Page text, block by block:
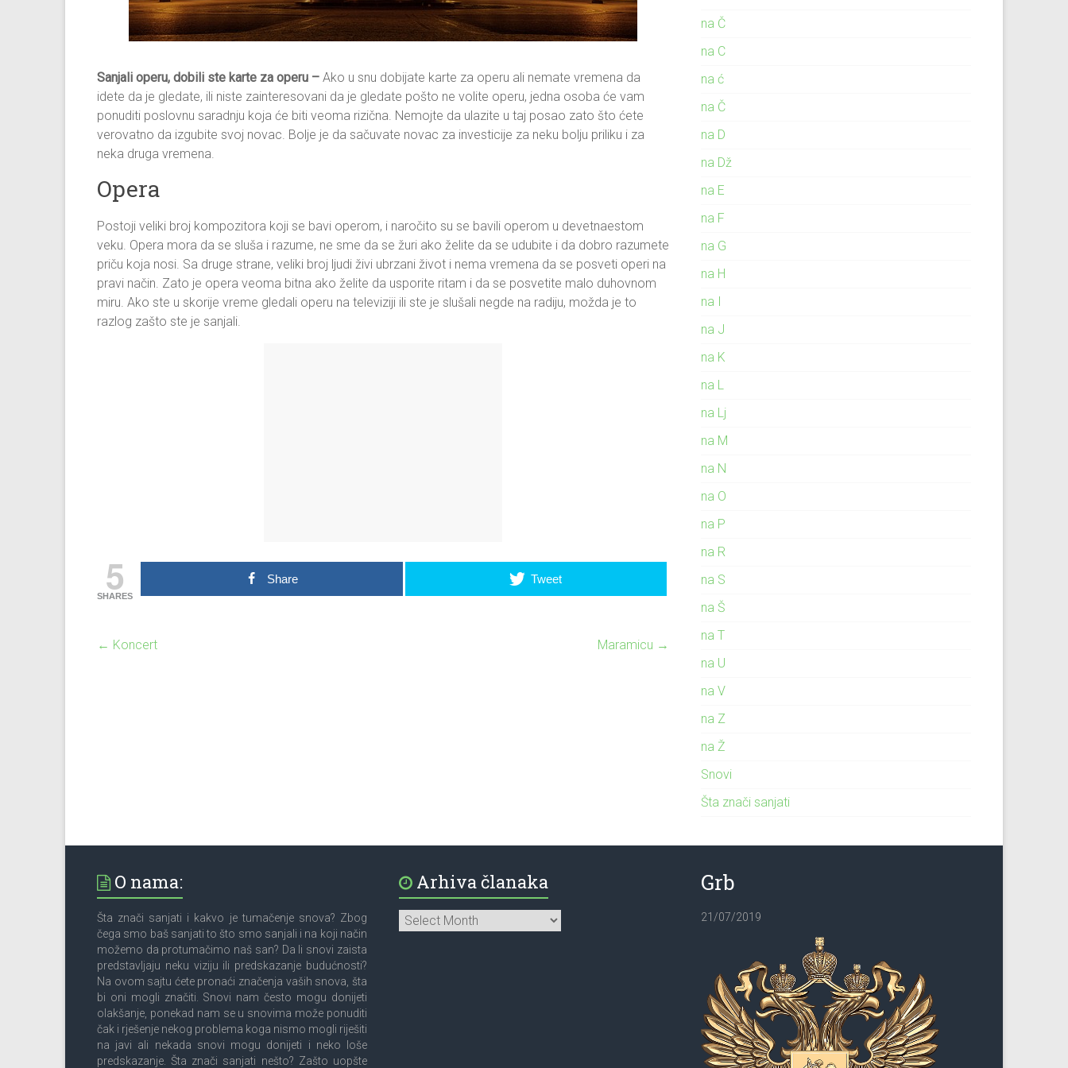
Sanjali operu, dobili ste karte za operu – Ako u snu dobijate karte za operu ali nemate vremena da
idete da je gledate, ili niste zainteresovani da je gledate pošto ne volite operu, jedna osoba će vam
ponuditi poslovnu saradnju koja će biti veoma rizična. Nemojte da ulazite u taj posao zato što ćete
verovatno da izgubite svoj novac. Bolje je da sačuvate novac za investicije za neku bolju priliku i za
neka druga vremena.
Opera
Postoji veliki broj kompozitora koji se bavi operom, i naročito su se bavili operom u devetnaestom
veku. Opera mora da se sluša i razume, ne sme da se žuri ako želite da se udubite i da dobro razumete
priču koja nosi. Sa druge strane, veliki broj ljudi živi ubrzani život i nema vremena da se posveti operi na
pravi način. Zato je opera veoma bitna ako želite da usporite ritam i da se posvetite malo duhovnom
miru. Ako ste u skorije vreme gledali operu na televiziji ili ste je slušali negde na radiju, možda je to
razlog zašto ste je sanjali.
5
SHARES
Share Tweet
← Koncert Maramicu →
na Č
na C
na ć
na Č
na D
na Dž
na E
na F
na G
na H
na I
na J
na K
na L
na Lj
na M
na N
na O
na P
na R
na S
na Š
na T
na U
na V
na Z
na Ž
Snovi
Šta znači sanjati
O nama:
Šta znači sanjati i kakvo je tumačenje snova? Zbog
čega smo baš sanjati to što smo sanjali i na koji način
možemo da protumačimo naš san? Da li snovi zaista
predstavljaju neku viziju ili predskazanje budućnosti?
Na ovom sajtu ćete pronaći značenja vaših snova, šta
bi oni mogli značiti. Snovi nam često mogu donijeti
olakšanje, ponekad nam se u snovima može ponuditi
čak i rješenje nekog problema koga nismo mogli riješiti
na javi ali nekada snovi mogu donijeti i neko loše
predskazanje. Šta znači sanjati nešto? Zašto uopšte
Arhiva članaka Grb
21/07/2019